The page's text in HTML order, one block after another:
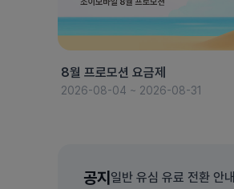
8월 프로모션 요금제
2026-08-04 ~ 2026-08-31
공지 일반 유심 유료 전환 안내